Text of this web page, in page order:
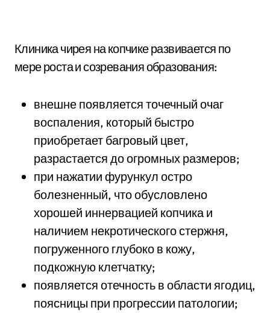
Клиника чирея на копчике развивается по
мере роста и созревания образования:
внешне появляется точечный очаг
воспаления, который быстро
приобретает багровый цвет,
разрастается до огромных размеров;
при нажатии фурункул остро
болезненный, что обусловлено
хорошей иннервацией копчика и
наличием некротического стержня,
погруженного глубоко в кожу,
подкожную клетчатку;
появляется отечность в области ягодиц,
поясницы при прогрессии патологии;